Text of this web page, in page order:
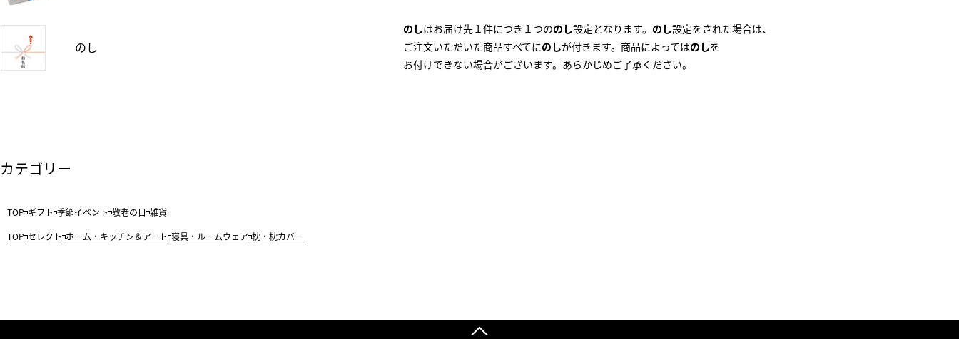
のし
のしはお届け先１件につき１つののし設定となります。 のし設定をされた場合は、
ご注文いただいた商品すべてにのしが付きます。商品によってはのしを
お付けできない場合がございます。あらかじめご了承ください。
カテゴリー
TOP ギフト 季節イベント 敬老の日 雑貨
TOP セレクト ホーム・キッチン＆アート 寝具・ルームウェア 枕・枕カバー